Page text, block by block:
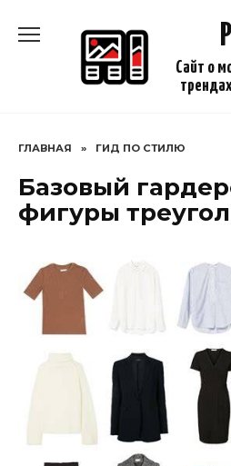
содержанию
Сайт о
ГЛАВНАЯ » ГИД ПО СТИЛЮ
Базовый
фигуры